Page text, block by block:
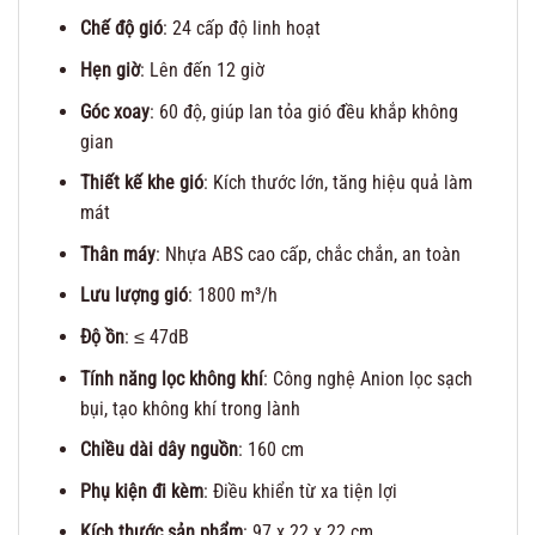
Chế độ gió: 24 cấp độ linh hoạt
Hẹn giờ: Lên đến 12 giờ
Góc xoay: 60 độ, giúp lan tỏa gió đều khắp không
gian
Thiết kế khe gió: Kích thước lớn, tăng hiệu quả làm
mát
Thân máy: Nhựa ABS cao cấp, chắc chắn, an toàn
Lưu lượng gió: 1800 m³/h
Độ ồn: ≤ 47dB
Tính năng lọc không khí: Công nghệ Anion lọc sạch
bụi, tạo không khí trong lành
Chiều dài dây nguồn: 160 cm
Phụ kiện đi kèm: Điều khiển từ xa tiện lợi